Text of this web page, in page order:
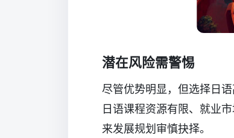
潜在风险需警惕
尽管优势明显，但选择日
日语课程资源有限、就业
来发展规划审慎抉择。